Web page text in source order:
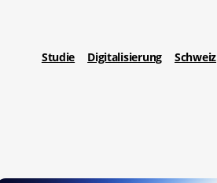
Studie Digitalisierung Schweiz